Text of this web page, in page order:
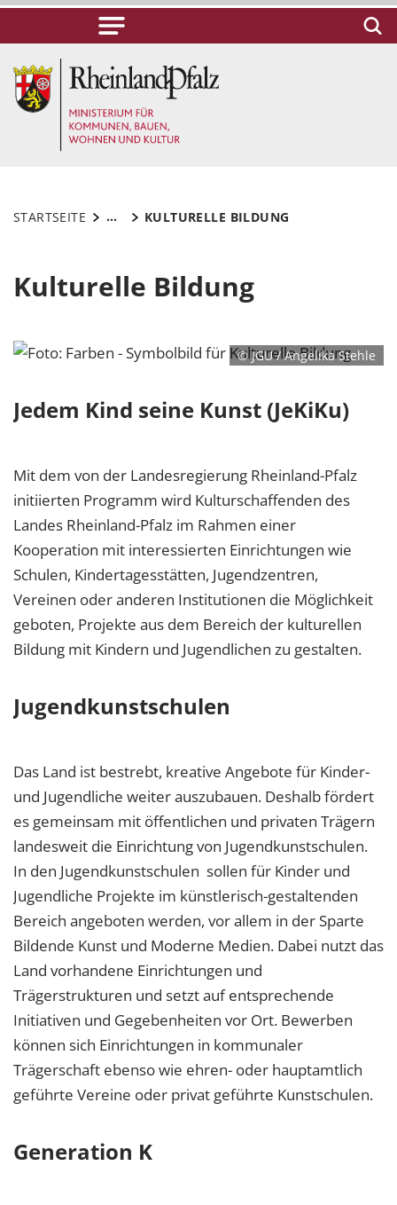
STARTSEITE ... KULTURELLE BILDUNG
Kulturelle Bildung
© JGU / Angelika Stehle
Jedem Kind seine Kunst (JeKiKu)
Mit dem von der Landesregierung Rheinland-Pfalz
initiierten Programm wird Kulturschaffenden des
Landes Rheinland-Pfalz im Rahmen einer
Kooperation mit interessierten Einrichtungen wie
Schulen, Kindertagesstätten, Jugendzentren,
Vereinen oder anderen Institutionen die Möglichkeit
geboten, Projekte aus dem Bereich der kulturellen
Bildung mit Kindern und Jugendlichen zu gestalten.
Jugendkunstschulen
Das Land ist bestrebt, kreative Angebote für Kinder-
und Jugendliche weiter auszubauen. Deshalb fördert
es gemeinsam mit öffentlichen und privaten Trägern
landesweit die Einrichtung von Jugendkunstschulen.
In den Jugendkunstschulen sollen für Kinder und
Jugendliche Projekte im künstlerisch-gestaltenden
Bereich angeboten werden, vor allem in der Sparte
Bildende Kunst und Moderne Medien. Dabei nutzt das
Land vorhandene Einrichtungen und
Trägerstrukturen und setzt auf entsprechende
Initiativen und Gegebenheiten vor Ort. Bewerben
können sich Einrichtungen in kommunaler
Trägerschaft ebenso wie ehren- oder hauptamtlich
geführte Vereine oder privat geführte Kunstschulen.
Generation K